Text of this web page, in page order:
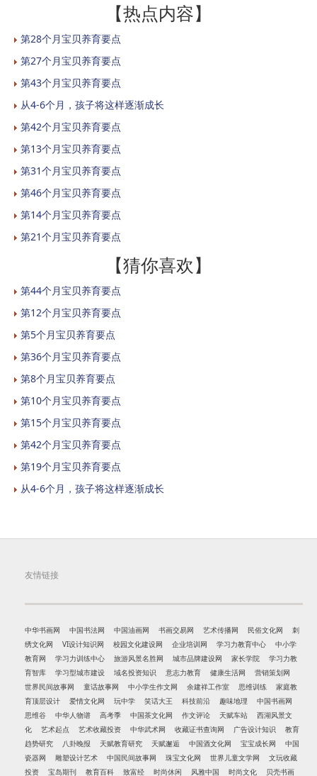
【热点内容】
第28个月宝贝养育要点
第27个月宝贝养育要点
第43个月宝贝养育要点
从4-6个月，孩子将这样逐渐成长
第42个月宝贝养育要点
第13个月宝贝养育要点
第31个月宝贝养育要点
第46个月宝贝养育要点
第14个月宝贝养育要点
第21个月宝贝养育要点
【猜你喜欢】
第44个月宝贝养育要点
第12个月宝贝养育要点
第5个月宝贝养育要点
第36个月宝贝养育要点
第8个月宝贝养育要点
第10个月宝贝养育要点
第15个月宝贝养育要点
第42个月宝贝养育要点
第19个月宝贝养育要点
从4-6个月，孩子将这样逐渐成长
友情链接
中华书画网 中国书法网 中国油画网 书画交易网 艺术传播网 民俗文化网
刺
绣文化网
VI设计知识网 校园文化建设网 企业培训网 学习力教育中心
中小学
教育网
学习力训练中心 旅游风景名胜网 城市品牌建设网 家长学院
学习力教
育智库
学习型城市建设 域名投资知识 意志力教育 健康生活网
营销策划网
世界民间故事网
童话故事网 中小学生作文网 余建祥工作室 思维训练
家庭教
育顶层设计
爱情文化网 玩中学 笑话大王 科技前沿 趣味地理
中国书画网
思维谷
中华人物谱 高考季 中国茶文化网 作文评论 天赋车站
西湖风景文
化
艺术起点 艺术收藏投资 中华武术网 收藏证书查询网 广告设计知识
教育
趋势研究
八卦晚报 天赋教育研究 天赋邂逅 中国酒文化网 宝宝成长网
中国
瓷器网
雕塑设计艺术 中国民间故事网 珠宝文化网 世界儿童文学网
文玩收藏
投资
宝岛期刊 教育百科 致富经 时尚休闲 风雅中国 时尚文化 贝壳书画